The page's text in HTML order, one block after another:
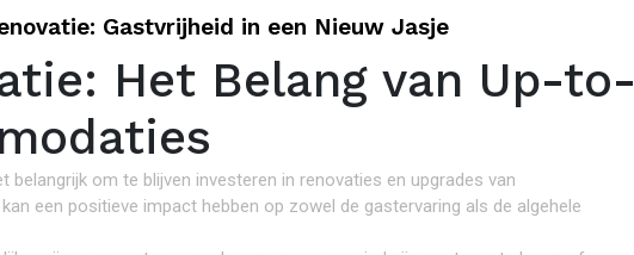
Gastvrijheid in een Nieuw Jasje
Het Belang van Up-to-
om te blijven investeren in renovaties en upgrades van
een positieve impact hebben op zowel de gastervaring als de algehele